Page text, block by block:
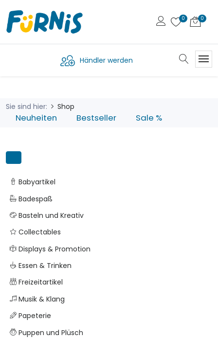
Händler werden
Sie sind hier: Shop
Neuheiten Bestseller Sale %
Babyartikel
Badespaß
Basteln und Kreativ
Collectables
Displays & Promotion
Essen & Trinken
Freizeitartikel
Musik & Klang
Papeterie
Puppen und Plüsch